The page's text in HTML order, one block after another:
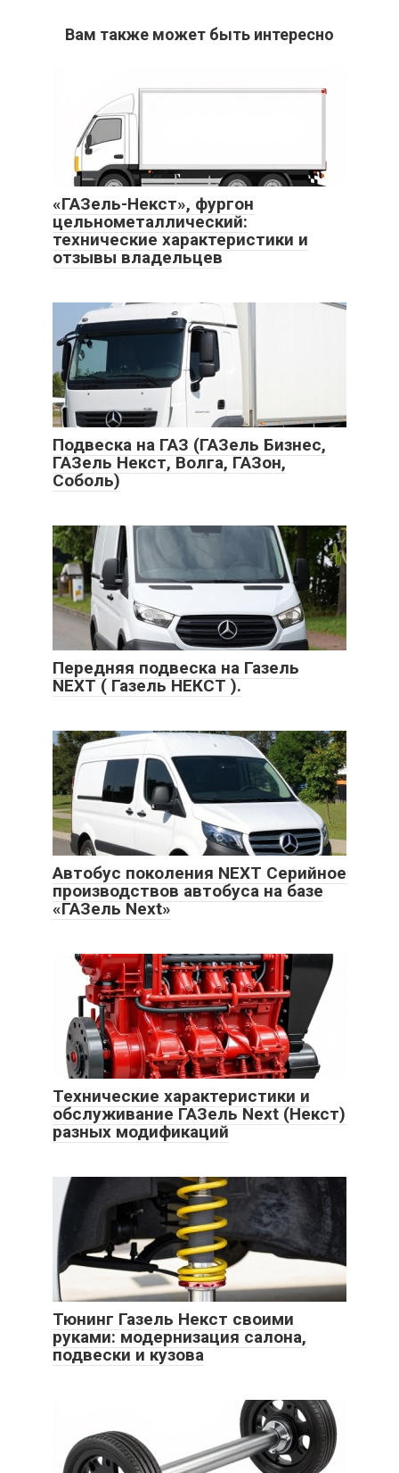
Вам также может быть интересно
«ГАЗель-Некст», фургон
цельнометаллический:
технические характеристики и
отзывы владельцев
Подвеска на ГАЗ (ГАЗель Бизнес,
ГАЗель Некст, Волга, ГАЗон,
Соболь)
Передняя подвеска на Газель
NEXT ( Газель НЕКСТ ).
Автобус поколения NEXT Серийное
производствов автобуса на базе
«ГАЗель Next»
Технические характеристики и
обслуживание ГАЗель Next (Некст)
разных модификаций
Тюнинг Газель Некст своими
руками: модернизация салона,
подвески и кузова